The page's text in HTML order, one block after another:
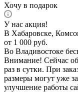
Хочу в подарок
У нас акция!
В Хабаровске,
от 1 000 руб.
Во Владивостоке
Внимание! Сейчас
раз в сутки. При
размеры могут уже
улучшение работы